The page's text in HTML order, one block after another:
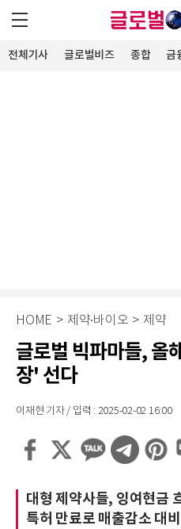
전체기사 글로벌비즈 종합 금
HOME > 제약∙바이오 > 제약
글로벌 빅파마들, 올
장' 선다
이재현 기자 / 입력 : 2025-02-02 16:00
대형 제약사들, 잉여현금
특허 만료로 매출감소 대